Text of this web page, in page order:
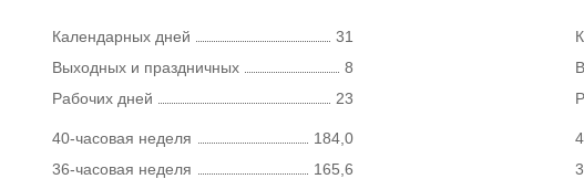
Календарных дней
31
Выходных и праздничных
8
Рабочих дней
23
40-часовая неделя
184,0
36-часовая неделя
165,6